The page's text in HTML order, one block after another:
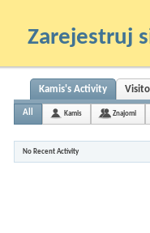
Zarejestruj
Kamis's Activity
All Kamis Znajomi
No Recent Activity